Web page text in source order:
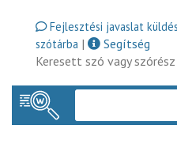
Fejlesztési javaslat
szótárba |
Segítség
Keresett szó vagy